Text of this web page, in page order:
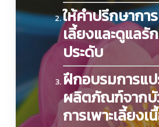
ให้คำปรึกษากา
เลี้ยงและดูแลรั
ประดับ
ฝึกอบรมการแ
ผลิตภัณฑ์จากบั
การเพาะเลี้ยง